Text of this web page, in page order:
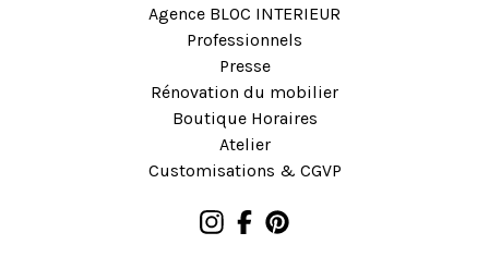
Agence BLOC INTERIEUR
Professionnels
Presse
Rénovation du mobilier
Boutique Horaires
Atelier
Customisations & CGVP